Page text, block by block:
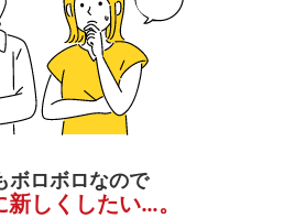
ボロボロなので
新しくしたい…。